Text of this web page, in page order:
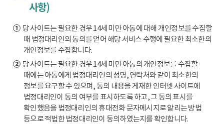
사항)
①당 사이트는 필요한 경우 14세 미만 아동에 대해 개인정보를 수집할
때 법정대리인의 동의를 얻어 해당 서비스 수행에 필요한 최소한의
개인정보를 수집합니다.
②당 사이트는 필요한 경우 14세 미만 아동의 개인정보를 수집할
때에는 아동에게 법정대리인의 성명, 연락처와 같이 최소한의
정보를 요구할 수 있으며, 동의 내용을 게재한 인터넷 사이트에
법정대리인이 동의 여부를 표시하도록 하고, 그 동의 표시를
확인했음을 법정대리인의 휴대전화 문자메시지로 알리는 방법
등으로 적법한 법정대리인이 동의하였는지를 확인합니다.